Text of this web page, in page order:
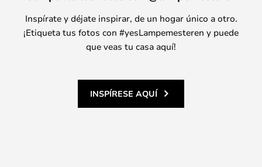
Inspírate y déjate inspirar, de un hogar único a otro.
¡Etiqueta tus fotos con #yesLampemesteren y puede
que veas tu casa aquí!
INSPÍRESE AQUÍ